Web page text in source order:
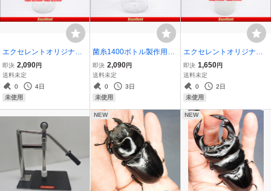
エクセレントオリジナル
菌糸1500製作用スペーサ
ー
即決 2,090円
送料未定
0
4日
未使用
菌糸1400ボトル製作用ス
ペーサー
即決 2,090円
送料未定
0
3日
未使用
エクセレントオリジナル
菌糸800製作用スペーサー
即決 1,650円
送料未定
0
2日
未使用
NEW NEW